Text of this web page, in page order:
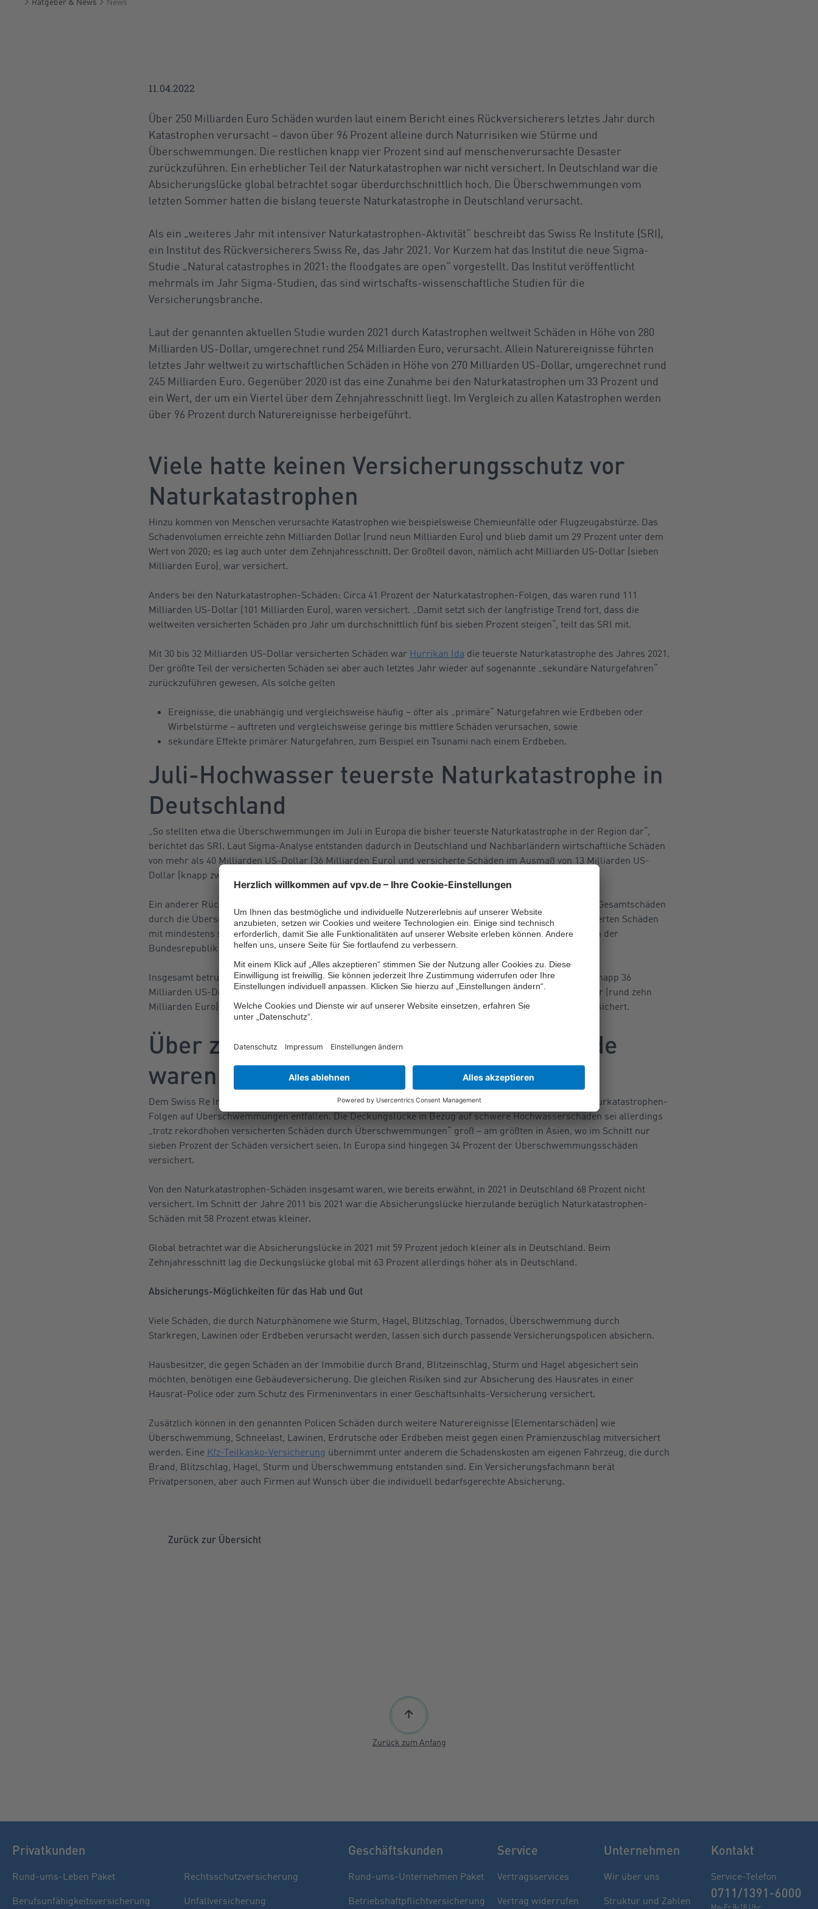
11.04.2022
Über 250 Milliarden Euro Schäden wurden laut einem Bericht eines Rückversicherers letztes Jahr durch
Katastrophen verursacht – davon über 96 Prozent alleine durch Naturrisiken wie Stürme und
Überschwemmungen. Die restlichen knapp vier Prozent sind auf menschenverursachte Desaster
zurückzuführen. Ein erheblicher Teil der Naturkatastrophen war nicht versichert. In Deutschland war die
Absicherungslücke global betrachtet sogar überdurchschnittlich hoch. Die Überschwemmungen vom
letzten Sommer hatten die bislang teuerste Naturkatastrophe in Deutschland verursacht.
Als ein „weiteres Jahr mit intensiver Naturkatastrophen-Aktivität“ beschreibt das Swiss Re Institute (SRI),
ein Institut des Rückversicherers Swiss Re, das Jahr 2021. Vor Kurzem hat das Institut die neue Sigma-
Studie „Natural catastrophes in 2021: the floodgates are open“ vorgestellt. Das Institut veröffentlicht
mehrmals im Jahr Sigma-Studien, das sind wirtschafts-wissenschaftliche Studien für die
Versicherungsbranche.
Laut der genannten aktuellen Studie wurden 2021 durch Katastrophen weltweit Schäden in Höhe von 280
Milliarden US-Dollar, umgerechnet rund 254 Milliarden Euro, verursacht. Allein Naturereignisse führten
letztes Jahr weltweit zu wirtschaftlichen Schäden in Höhe von 270 Milliarden US-Dollar, umgerechnet rund
245 Milliarden Euro. Gegenüber 2020 ist das eine Zunahme bei den Naturkatastrophen um 33 Prozent und
ein Wert, der um ein Viertel über dem Zehnjahresschnitt liegt. Im Vergleich zu allen Katastrophen werden
über 96 Prozent durch Naturereignisse herbeigeführt.
Viele hatte keinen Versicherungsschutz vor
Naturkatastrophen
Hinzu kommen von Menschen verursachte Katastrophen wie beispielsweise Chemieunfälle oder Flugzeugabstürze. Das
Schadenvolumen erreichte zehn Milliarden Dollar (rund neun Milliarden Euro) und blieb damit um 29 Prozent unter dem
Wert von 2020; es lag auch unter dem Zehnjahresschnitt. Der Großteil davon, nämlich acht Milliarden US-Dollar (sieben
Milliarden Euro), war versichert.
Anders bei den Naturkatastrophen-Schäden: Circa 41 Prozent der Naturkatastrophen-Folgen, das waren rund 111
Milliarden US-Dollar (101 Milliarden Euro), waren versichert. „Damit setzt sich der langfristige Trend fort, dass die
weltweiten versicherten Schäden pro Jahr um durchschnittlich fünf bis sieben Prozent steigen“, teilt das SRI mit.
Mit 30 bis 32 Milliarden US-Dollar versicherten Schäden war Hurrikan Ida die teuerste Naturkatastrophe des Jahres 2021.
Der größte Teil der versicherten Schäden sei aber auch letztes Jahr wieder auf sogenannte „sekundäre Naturgefahren“
zurückzuführen gewesen. Als solche gelten
Ereignisse, die unabhängig und vergleichsweise häufig – öfter als „primäre“ Naturgefahren wie Erdbeben oder
Wirbelstürme – auftreten und vergleichsweise geringe bis mittlere Schäden verursachen, sowie
sekundäre Effekte primärer Naturgefahren, zum Beispiel ein Tsunami nach einem Erdbeben.
Juli-Hochwasser teuerste Naturkatastrophe in
Deutschland
„So stellten etwa die Überschwemmungen im Juli in Europa die bisher teuerste Naturkatastrophe in der Region dar“,
berichtet das SRI. Laut Sigma-Analyse entstanden dadurch in Deutschland und Nachbarländern wirtschaftliche Schäden
von mehr als 40 Milliarden US-Dollar (36 Milliarden Euro) und versicherte Schäden im Ausmaß von 13 Milliarden US-
Dollar (knapp zwölf Milliarden Euro).
Ein anderer Rückversicherer, die Münchener Rückversicherungs-Gesellschaft AG (Munich Re), hatte die Gesamtschäden
durch die Überschwemmungen im Juli allein in Deutschland mit etwa 33 Milliarden Euro und die versicherten Schäden
mit mindestens sieben Milliarden Euro angegeben. Das sei die „teuerste Naturkatastrophe aller Zeiten“ in der
Bundesrepublik gewesen.
Insgesamt betrug die Schadenhöhe in 2021 durch Naturkatastrophen in Deutschland laut Sigma-Studie knapp 36
Milliarden US-Dollar (33 Milliarden Euro). Versichert waren davon nicht einmal zwölf Milliarden US-Dollar (rund zehn
Milliarden Euro). Damit waren rund 68 Prozent der Naturkatastrophen-Schäden in Deutschland nicht versichert.
Über zwei Drittel der Schäden hierzulande
waren unversichert
Dem Swiss Re Institute zufolge sind in den vergangenen zehn Jahren 23 Prozent der wirtschaftlichen Naturkatastrophen-
Folgen auf Überschwemmungen entfallen. Die Deckungslücke in Bezug auf schwere Hochwasserschäden sei allerdings
„trotz rekordhohen versicherten Schäden durch Überschwemmungen“ groß – am größten in Asien, wo im Schnitt nur
sieben Prozent der Schäden versichert seien. In Europa sind hingegen 34 Prozent der Überschwemmungsschäden
versichert.
Von den Naturkatastrophen-Schäden insgesamt waren, wie bereits erwähnt, in 2021 in Deutschland 68 Prozent nicht
versichert. Im Schnitt der Jahre 2011 bis 2021 war die Absicherungslücke hierzulande bezüglich Naturkatastrophen-
Schäden mit 58 Prozent etwas kleiner.
Global betrachtet war die Absicherungslücke in 2021 mit 59 Prozent jedoch kleiner als in Deutschland. Beim
Zehnjahresschnitt lag die Deckungslücke global mit 63 Prozent allerdings höher als in Deutschland.
Absicherungs-Möglichkeiten für das Hab und Gut
Viele Schäden, die durch Naturphänomene wie Sturm, Hagel, Blitzschlag, Tornados, Überschwemmung durch
Starkregen, Lawinen oder Erdbeben verursacht werden, lassen sich durch passende Versicherungspolicen absichern.
Hausbesitzer, die gegen Schäden an der Immobilie durch Brand, Blitzeinschlag, Sturm und Hagel abgesichert sein
möchten, benötigen eine Gebäudeversicherung. Die gleichen Risiken sind zur Absicherung des Hausrates in einer
Hausrat-Police oder zum Schutz des Firmeninventars in einer Geschäftsinhalts-Versicherung versichert.
Zusätzlich können in den genannten Policen Schäden durch weitere Naturereignisse (Elementarschäden) wie
Überschwemmung, Schneelast, Lawinen, Erdrutsche oder Erdbeben meist gegen einen Prämienzuschlag mitversichert
werden. Eine Kfz-Teilkasko-Versicherung übernimmt unter anderem die Schadenskosten am eigenen Fahrzeug, die durch
Brand, Blitzschlag, Hagel, Sturm und Überschwemmung entstanden sind. Ein Versicherungsfachmann berät
Privatpersonen, aber auch Firmen auf Wunsch über die individuell bedarfsgerechte Absicherung.
Zurück zur Übersicht
Zurück zum Anfang
Privatkunden
Rund-ums-Leben Paket
Berufsunfähigkeitsversicherung
Rechtsschutzversicherung
Unfallversicherung
Geschäftskunden
Rund-ums-Unternehmen Paket
Betriebshaftpflichtversicherung
Service
Vertragsservices
Vertrag widerrufen
Unternehmen
Wir über uns
Struktur und Zahlen
Kontakt
Service-Telefon
0711/1391-6000
Mo-Fr 8-18 Uhr